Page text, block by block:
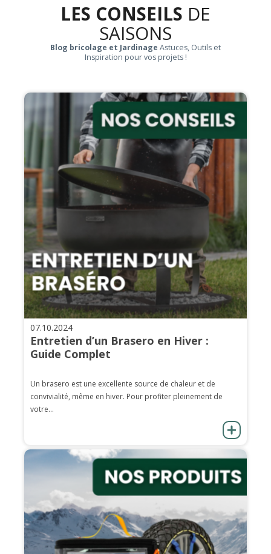
LES CONSEILS DE
SAISONS
Blog bricolage et Jardinage Astuces, Outils et
Inspiration pour vos projets !
07.10.2024
Entretien d’un Brasero en Hiver :
Guide Complet
Un brasero est une excellente source de chaleur et de
convivialité, même en hiver. Pour profiter pleinement de
votre...